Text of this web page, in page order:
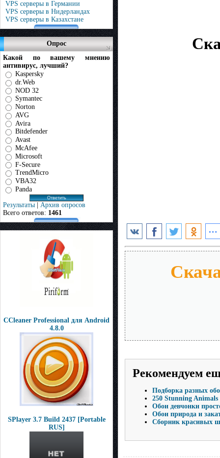
VPS серверы в Германии
VPS серверы в Нидерландах
VPS серверы в Казахстане
Опрос
Какой по вашему мнению
антивирус, лучший?
Kaspersky
dr.Web
NOD 32
Symantec
Norton
AVG
Avira
Bitdefender
Avast
McAfee
Microsoft
F-Secure
TrendMicro
VBA32
Panda
Результаты | Архив опросов
Всего ответов: 1461
CCleaner Professional для Android
4.8.0
SPlayer 3.7 Build 2437 [Portable
RUS]
Рекомендуем
Подборка разных
250 Stunning
Обои девчонки
Обои природа и
Сборник красивых